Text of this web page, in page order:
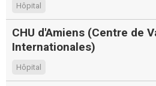
Hôpital
CHU d'Amiens (Centre de
Internationales)
Hôpital